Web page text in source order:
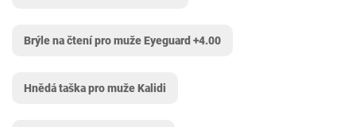
Brýle na čtení pro muže Eyeguard +4.00
Hnědá taška pro muže Kalidi